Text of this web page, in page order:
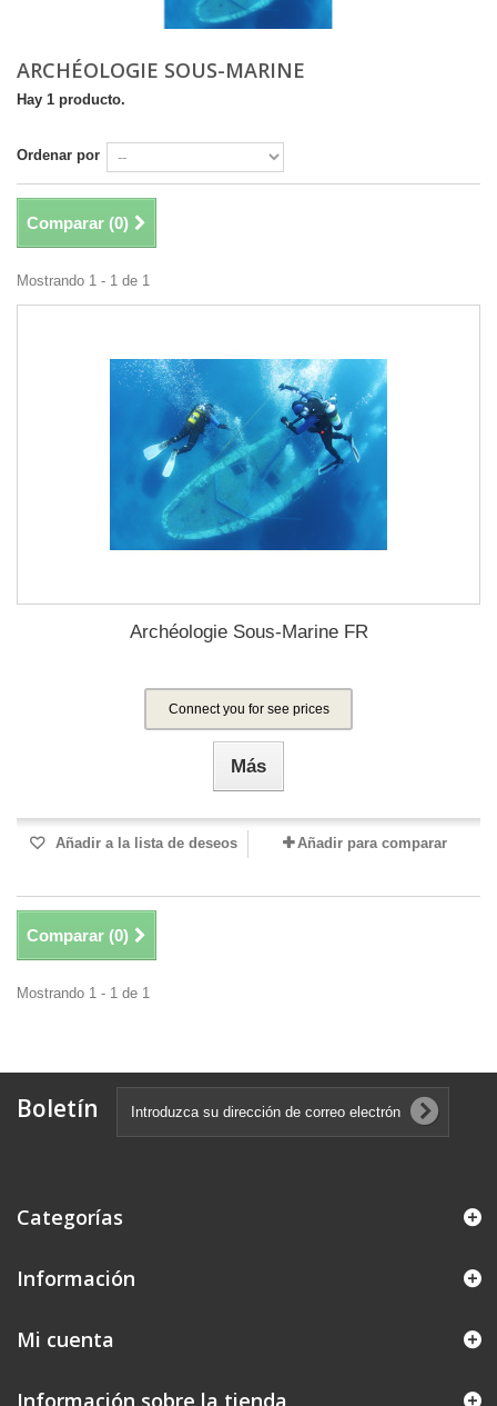
ARCHÉOLOGIE SOUS-MARINE
Hay 1 producto.
Ordenar por
Comparar (0)
Mostrando 1 - 1 de 1
Archéologie Sous-Marine FR
Connect you for see prices
Más
Añadir a la lista de deseos Añadir para comparar
Comparar (0)
Mostrando 1 - 1 de 1
Boletín
Categorías
Información
Mi cuenta
Información sobre la tienda